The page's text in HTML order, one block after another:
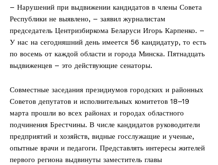
– Нарушений при выдвижении кандидатов в члены Совета
Республики не выявлено, – заявил журналистам
председатель Центризбиркома Беларуси Игорь Карпенко. –
У нас на сегодняшний день имеется 56 кандидатур, то есть
по восемь от каждой области и города Минска. Пятнадцать
выдвиженцев – это действующие сенаторы.
Совместные заседания президиумов городских и районных
Советов депутатов и исполнительных комитетов 18–19
марта прошли во всех районах и городах областного
подчинения Брестчины. В числе кандидатов руководители
предприятий и хозяйств, видные госслужащие и ученые,
опытные врачи и педагоги. Представлять интересы жителей
первого региона выдвинуты заместитель главы